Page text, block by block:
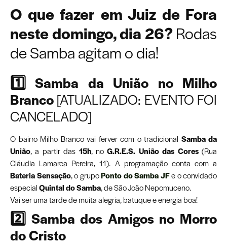
O que fazer em Juiz de Fora
neste domingo, dia 26?Rodas
de Samba agitam o dia!
1️⃣ Samba da União no Milho
Branco[ATUALIZADO: EVENTO FOI
CANCELADO]
O bairro Milho Branco vai ferver com o tradicional Samba da
União, a partir das 15h, noG.R.E.S. União das Cores(Rua
Cláudia Lamarca Pereira, 11). A programação conta com a
Bateria Sensação, o grupoPonto do Samba JFe o convidado
especialQuintal do Samba, de São João Nepomuceno.
Vai ser uma tarde de muita alegria, batuque e energia boa!
2️⃣ Samba dos Amigos no Morro
do Cristo